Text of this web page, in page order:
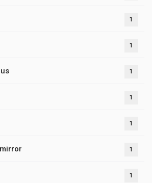
1
1
1
1
1
1
1